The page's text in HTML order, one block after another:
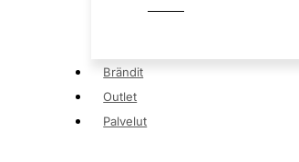
Brändit
Outlet
Palvelut